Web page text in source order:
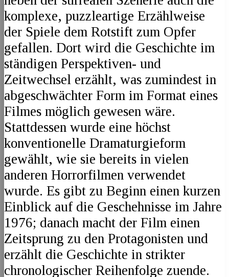
komplexe, puzzleartige Erzählweise
der Spiele dem Rotstift zum Opfer
gefallen. Dort wird die Geschichte im
ständigen Perspektiven- und
Zeitwechsel erzählt, was zumindest in
abgeschwächter Form im Format eines
Filmes möglich gewesen wäre.
Stattdessen wurde eine höchst
konventionelle Dramaturgieform
gewählt, wie sie bereits in vielen
anderen Horrorfilmen verwendet
wurde. Es gibt zu Beginn einen kurzen
Einblick auf die Geschehnisse im Jahre
1976; danach macht der Film einen
Zeitsprung zu den Protagonisten und
erzählt die Geschichte in strikter
chronologischer Reihenfolge zuende.